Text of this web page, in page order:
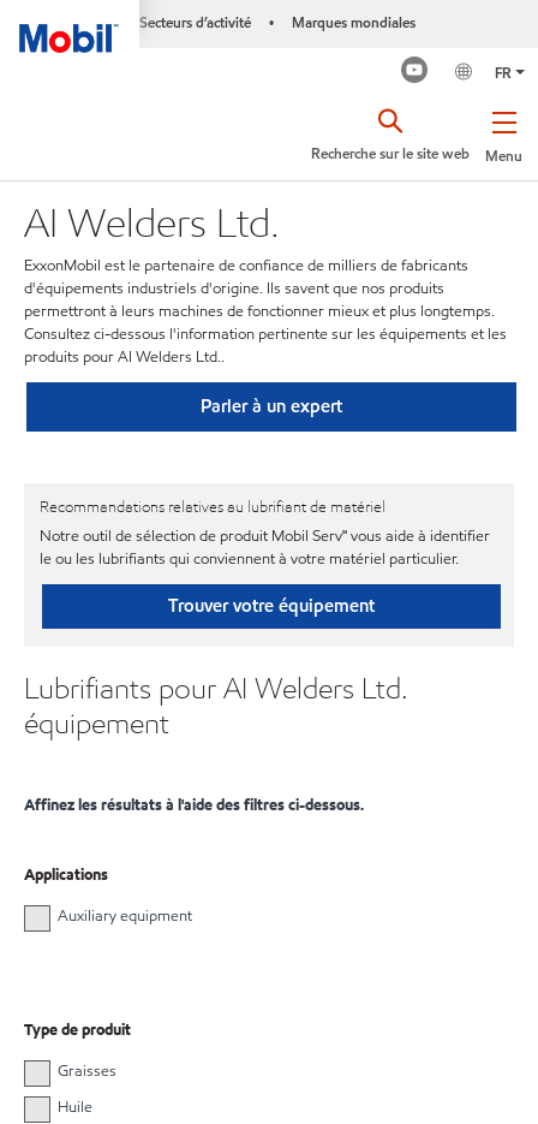
Secteurs d’activité • Marques mondiales
FR
Menu
Recherche sur le site web
AI Welders Ltd.
ExxonMobil est le partenaire de confiance de milliers de fabricants
d'équipements industriels d'origine. Ils savent que nos produits
permettront à leurs machines de fonctionner mieux et plus longtemps.
Consultez ci-dessous l'information pertinente sur les équipements et les
produits pour AI Welders Ltd..
Parler à un expert
Recommandations relatives au lubrifiant de matériel
Notre outil de sélection de produit Mobil Serv℠ vous aide à identifier
le ou les lubrifiants qui conviennent à votre matériel particulier.
Trouver votre équipement
Lubrifiants pour AI Welders Ltd.
équipement
Affinez les résultats à l'aide des filtres ci-dessous.
Applications
Auxiliary equipment
Type de produit
Graisses
Huile